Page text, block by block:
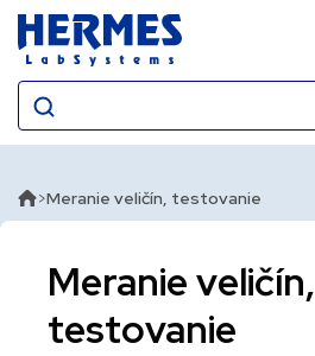
Meranie veličín, testovanie
Meranie veličín,
testovanie